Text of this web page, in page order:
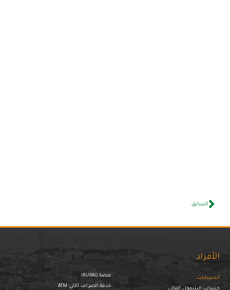
السابق
الأفراد
الحسابات
حساب الشمول المالي
منصة iBURAQ
خدمة الصراف الآلي ATM